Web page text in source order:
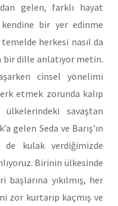
gelen, farklı hayat
bir yer edinme
temelde herkesi nasıl da
bir dille anlatıyor metin.
cinsel yönelimi
etmek zorunda kalıp
savaştan
gelen Seda ve Barış’ın
kulak verdiğimizde
Birinin ülkesinde
yıkılmış, her
zor kurtarıp kaçmış ve